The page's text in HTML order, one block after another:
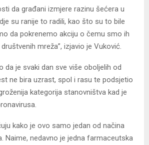
da građani izmjere razinu šećera u
su ranije to radili, kao što su to bile
da pokrenemo akciju o čemu smo ih
mreža”, izjavio je Vuković.
da je svaki dan sve više oboljelih od
ne bira uzrast, spol i rasu te podsjetio
kategorija stanovništva kad je
kako je ovo samo jedan od načina
Naime, nedavno je jedna farmaceutska